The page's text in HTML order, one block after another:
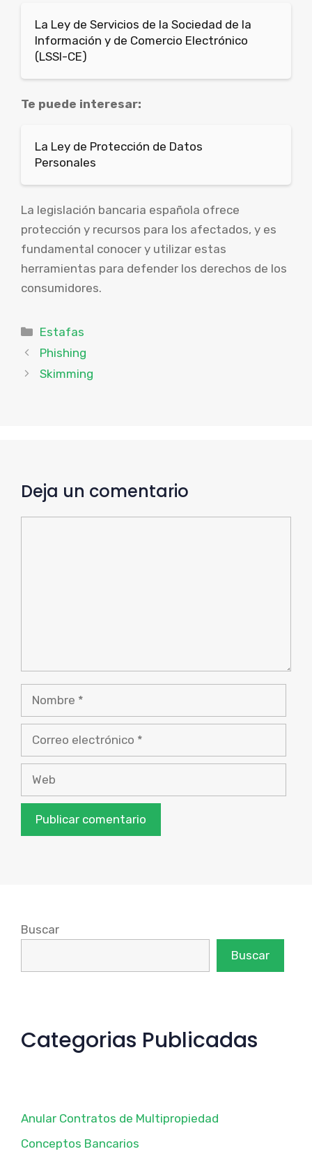
La Ley de Servicios de la Sociedad de la
Información y de Comercio Electrónico
(LSSI-CE)
Te puede interesar:
La Ley de Protección de Datos
Personales
La legislación bancaria española ofrece
protección y recursos para los afectados, y es
fundamental conocer y utilizar estas
herramientas para defender los derechos de los
consumidores.
Categorías
Estafas
Phishing
Skimming
Deja un comentario
Nombre
Correo
Web
Buscar
Buscar
Categorias Publicadas
Anular Contratos de Multipropiedad
Conceptos Bancarios